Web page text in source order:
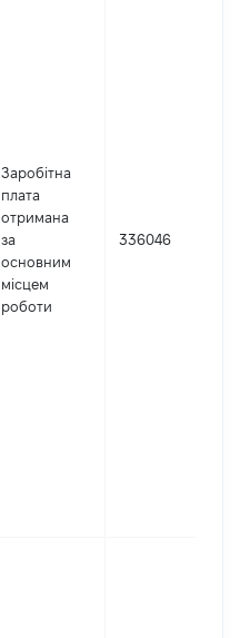
Заробітна
плата
отримана
за
основним
місцем
роботи
336046